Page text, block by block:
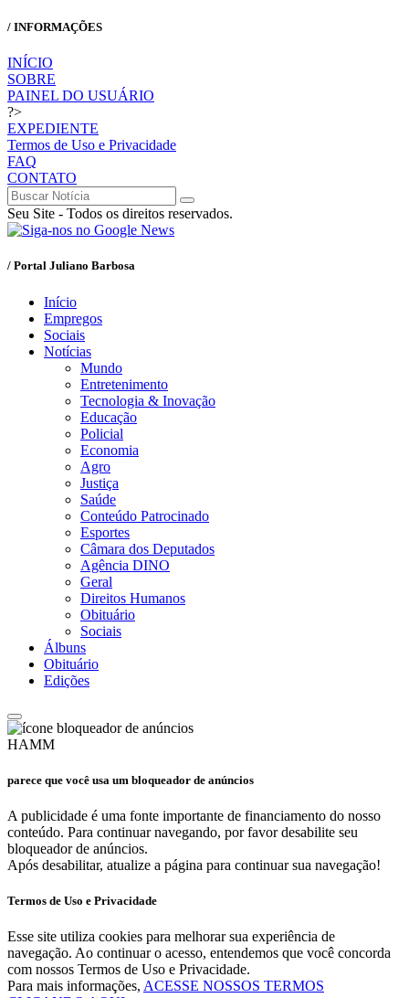
/ INFORMAÇÕES
INÍCIO
SOBRE
PAINEL DO USUÁRIO
?>
EXPEDIENTE
Termos de Uso e Privacidade
FAQ
CONTATO
Seu Site - Todos os direitos reservados.
/ Portal Juliano Barbosa
Início
Empregos
Sociais
Notícias
Mundo
Entretenimento
Tecnologia & Inovação
Educação
Policial
Economia
Agro
Justiça
Saúde
Conteúdo Patrocinado
Esportes
Câmara dos Deputados
Agência DINO
Geral
Direitos Humanos
Obituário
Sociais
Álbuns
Obituário
Edições
HAMM
parece que você usa um bloqueador de anúncios
A publicidade é uma fonte importante de financiamento do nosso
conteúdo. Para continuar navegando, por favor desabilite seu
bloqueador de anúncios.
Após desabilitar, atualize a página para continuar sua navegação!
Termos de Uso e Privacidade
Esse site utiliza cookies para melhorar sua experiência de
navegação. Ao continuar o acesso, entendemos que você concorda
com nossos Termos de Uso e Privacidade.
Para mais informações, ACESSE NOSSOS TERMOS